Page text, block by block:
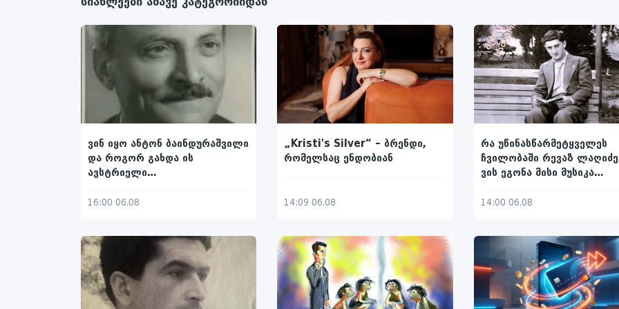
ვინ იყო ანტონ ბაინდურაშვილი
და როგორ გახდა ის
ავსტრიელი
დიაკვანი
16:00 06.08
„Kristi's Silver“ – ბრენდი,
რომელსაც ენდობიან
14:09 06.08
რა უწინასწარმეტყველეს
ჩვილობაში რევაზ
ვის ეგონა მისი მუსიკა
14:00 06.08